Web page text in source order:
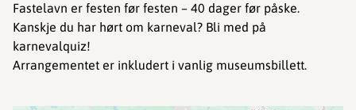
Fastelavn er festen før festen – 40 dager før påske.
Kanskje du har hørt om karneval? Bli med på
karnevalquiz!
Arrangementet er inkludert i vanlig museumsbillett.